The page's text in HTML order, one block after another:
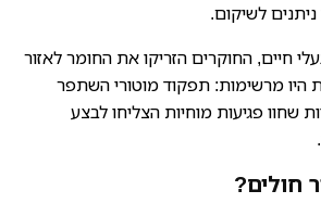
לשיקום.
חיים, החוקרים הזריקו את החומר לאזור
היו מרשימות: תפקוד מוטורי השתפר
שחוו פגיעות מוחיות הצליחו לבצע
חולים?